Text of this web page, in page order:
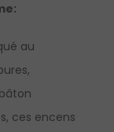
au
ces encens